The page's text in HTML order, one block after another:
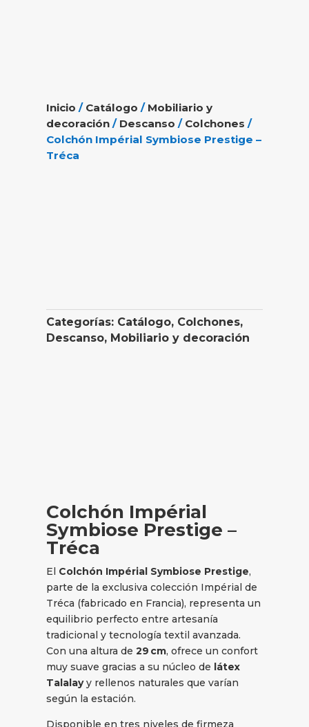
Inicio / Catálogo / Mobiliario y
decoración / Descanso / Colchones /
Colchón Impérial Symbiose Prestige –
Tréca
Categorías: Catálogo, Colchones,
Descanso, Mobiliario y decoración
Colchón Impérial
Symbiose Prestige –
Tréca
El Colchón Impérial Symbiose Prestige,
parte de la exclusiva colección Impérial de
Tréca (fabricado en Francia), representa un
equilibrio perfecto entre artesanía
tradicional y tecnología textil avanzada.
Con una altura de29 cm, ofrece un confort
muy suave gracias a su núcleo de látex
Talalayy rellenos naturales que varían
según la estación.
Disponible en tres niveles de firmeza